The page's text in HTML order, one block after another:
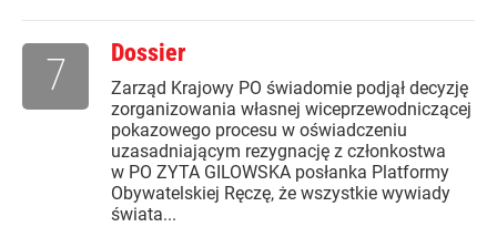
Dossier
Zarząd Krajowy PO świadomie podjął decyzję
zorganizowania własnej wiceprzewodniczącej
pokazowego procesu w oświadczeniu
uzasadniającym rezygnację z członkostwa
w PO ZYTA GILOWSKA posłanka Platformy
Obywatelskiej Ręczę, że wszystkie wywiady
świata...
7